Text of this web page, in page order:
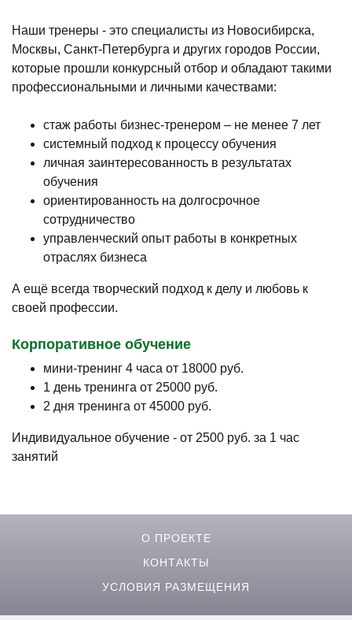
Наши тренеры - это специалисты из Новосибирска,
Москвы, Санкт-Петербурга и других городов России,
которые прошли конкурсный отбор и обладают такими
профессиональными и личными качествами:
стаж работы бизнес-тренером – не менее 7 лет
системный подход к процессу обучения
личная заинтересованность в результатах
обучения
ориентированность на долгосрочное
сотрудничество
управленческий опыт работы в конкретных
отраслях бизнеса
А ещё всегда творческий подход к делу и любовь к
своей профессии.
Корпоративное обучение
мини-тренинг 4 часа от 18000 руб.
1 день тренинга от 25000 руб.
2 дня тренинга от 45000 руб.
Индивидуальное обучение - от 2500 руб. за 1 час
занятий
О ПРОЕКТЕ
КОНТАКТЫ
УСЛОВИЯ РАЗМЕЩЕНИЯ